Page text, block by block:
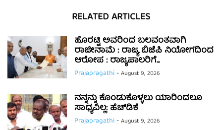
RELATED ARTICLES
ಹೊರಟ್ಟಿ ಅವರಿಂದ ಬಲವಂತವಾಗಿ
ರಾಜೀನಾಮೆ : ರಾಜ್ಯ ಬಿಜೆಪಿ ನಿಯೋಗದಿಂದ
ಆರೋಪ : ರಾಜ್ಯಪಾಲರಿಗೆ...
Prajapragathi-August 9, 2026
ನನ್ನನ್ನು ಕೊಂಡುಕೊಳ್ಳಲು ಯಾರಿಂದಲೂ
ಸಾಧ್ಯವಿಲ್ಲ: ಹೆಚ್‌ಡಿಕೆ
Prajapragathi-August 9, 2026